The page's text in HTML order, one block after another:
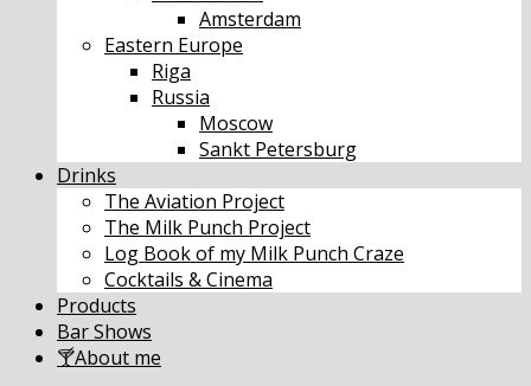
Amsterdam
Eastern Europe
Riga
Russia
Moscow
Sankt Petersburg
Drinks
The Aviation Project
The Milk Punch Project
Log Book of my Milk Punch Craze
Cocktails & Cinema
Products
Bar Shows
🍸About me